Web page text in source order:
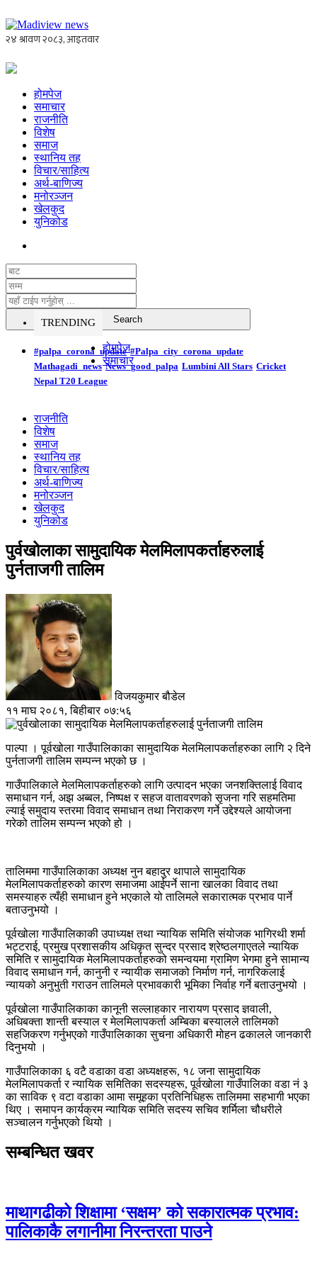
होमपेज
समाचार
राजनीति
विशेष
समाज
स्थानिय तह
विचार/साहित्य
अर्थ-बाणिज्य
मनोरञ्जन
खेलकुद
युनिकोड
TRENDING
#palpa_corona_update #Palpa_city_corona_update
Mathagadi_news News_good_palpa Lumbini All Stars Cricket
Nepal T20 League
होमपेज
समाचार
राजनीति
विशेष
समाज
स्थानिय तह
विचार/साहित्य
अर्थ-बाणिज्य
मनोरञ्जन
खेलकुद
युनिकोड
पुर्वखोलाका सामुदायिक मेलमिलापकर्ताहरुलाई
पुर्नताजगी तालिम
विजयकुमार बौडेल
११ माघ २०८१, बिहीबार ०७:५६
पाल्पा । पूर्वखोला गाउँपालिकाका सामुदायिक मेलमिलापकर्ताहरुका लागि २ दिने
पुर्नताजगी तालिम सम्पन्न भएको छ ।
गाउँपालिकाले मेलमिलापकर्ताहरुको लागि उत्पादन भएका जनशक्तिलाई विवाद
समाधान गर्न, अझ अब्बल, निष्पक्ष र सहज वातावरणको सृजना गरि सहमतिमा
ल्याई समुदाय स्तरमा विवाद समाधान तथा निराकरण गर्ने उद्देश्यले आयोजना
गरेको तालिम सम्पन्न भएको हो ।
तालिममा गाउँपालिकाका अध्यक्ष नुन बहादुर थापाले सामुदायिक
मेलमिलापकर्ताहरुको कारण समाजमा आईपर्ने साना खालका विवाद तथा
समस्याहरु त्यँही समाधान हुने भएकाले यो तालिमले सकारात्मक प्रभाव पार्ने
बताउनुभयो ।
पूर्वखोला गाउँपालिकाकी उपाध्यक्ष तथा न्यायिक समिति संयोजक भागिरथी शर्मा
भट्टराई, प्रमुख प्रशासकीय अधिकृत सुन्दर प्रसाद श्रेष्ठलगाएतले न्यायिक
समिति र सामुदायिक मेलमिलापकर्ताहरुको समन्वयमा ग्रामिण भेगमा हुने सामान्य
विवाद समाधान गर्न, कानुनी र न्यायीक समाजको निर्माण गर्न, नागरिकलाई
न्यायको अनुभुती गराउन तालिमले प्रभावकारी भूमिका निर्वाह गर्ने बताउनुभयो ।
पूर्वखोला गाउँपालिकाका कानूनी सल्लाहकार नारायण प्रसाद ज्ञवाली,
अधिबक्ता शान्ती बस्याल र मेलमिलापकर्ता अम्बिका बस्यालले तालिमको
सहजिकरण गर्नुभएको गाउँपालिकाका सुचना अधिकारी मोहन ढकालले जानकारी
दिनुभयो ।
गाउँपालिकाका ६ वटै वडाका वडा अध्यक्षहरू, १८ जना सामुदायिक
मेलमिलापकर्ता र न्यायिक समितिका सदस्यहरू, पूर्वखोला गाउँपालिका वडा नं ३
का साविक ९ वटा वडाका आमा समूहका प्रतिनिधिहरू तालिममा सहभागी भएका
थिए । समापन कार्यक्रम न्यायिक समिति सदस्य सचिव शर्मिला चौधरीले
सञ्चालन गर्नुभएको थियो ।
सम्बन्धित खवर
माथागढीको शिक्षामा ‘सक्षम’ को सकारात्मक प्रभाव:
पालिकाकै लगानीमा निरन्तरता पाउने